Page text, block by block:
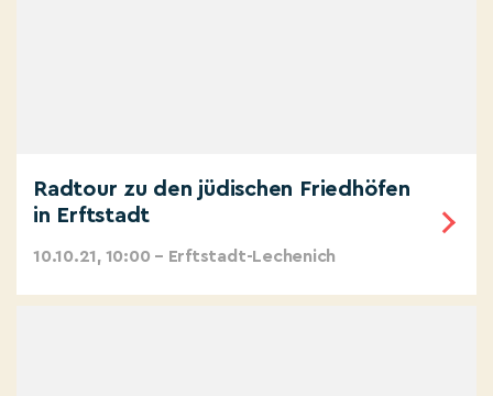
Radtour zu den jüdischen Friedhöfen
in Erftstadt
10.10.21, 10:00 – Erftstadt-Lechenich